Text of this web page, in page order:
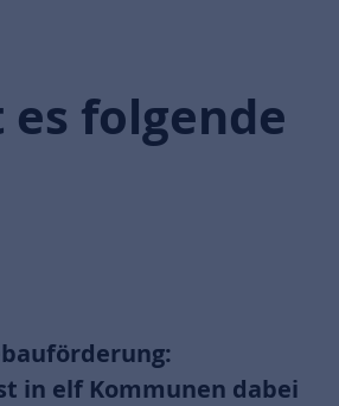
folgende
in elf Kommunen dabei